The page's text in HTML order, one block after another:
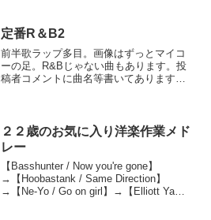
定番R＆B2
前半歌ラップ多目。画像はずっとマイコ
ーの足。R&Bじゃない曲もあります。投
稿者コメントに曲名等書いてあります。
きです...
２２歳のお気に入り洋楽作業メド
レー
【Basshunter / Now you're gone】
→【Hoobastank / Same Direction】
→【Ne-Yo / Go on girl】→【Elliott Yamin